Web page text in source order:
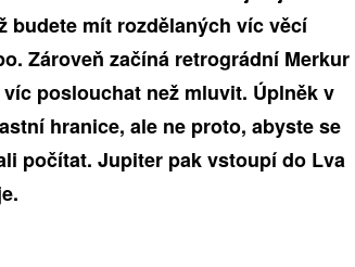
budete mít rozdělaných víc věcí
Zároveň začíná retrográdní Merkur
poslouchat než mluvit. Úplněk v
hranice, ale ne proto, abyste se
počítat. Jupiter pak vstoupí do Lva